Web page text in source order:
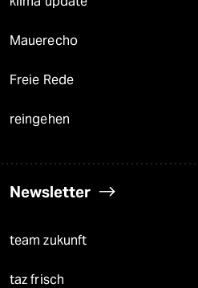
Mauerecho
Freie Rede
reingehen
Newsletter
team zukunft
taz frisch